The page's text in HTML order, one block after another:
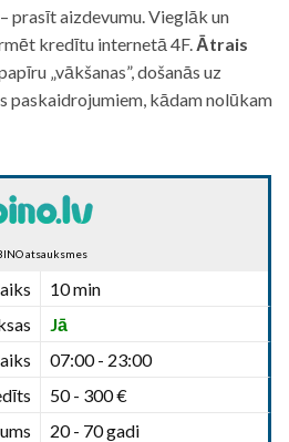
prasīt aizdevumu. Vieglāk un
kredītu internetā 4F. Ātrais
„vākšanas”, došanās uz
paskaidrojumiem, kādam nolūkam
atsauksmes
10 min
Jā
07:00 - 23:00
50 - 300 €
20 - 70 gadi